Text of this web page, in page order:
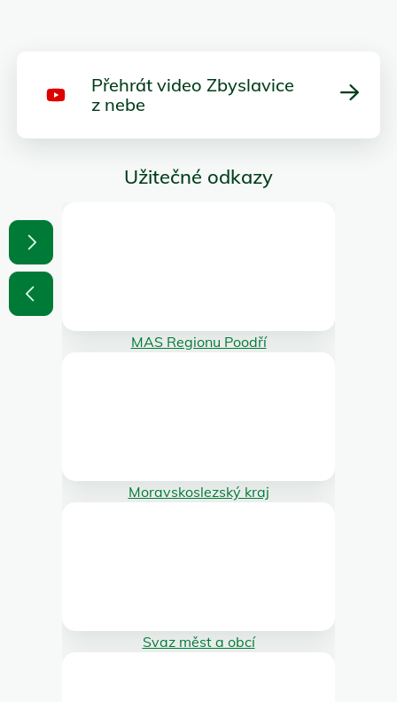
Přehrát video Zbyslavice
z nebe
Užitečné odkazy
MAS Regionu Poodří
Moravskoslezský kraj
Svaz měst a obcí